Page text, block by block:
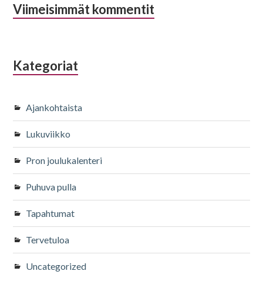
Viimeisimmät kommentit
Kategoriat
Ajankohtaista
Lukuviikko
Pron joulukalenteri
Puhuva pulla
Tapahtumat
Tervetuloa
Uncategorized